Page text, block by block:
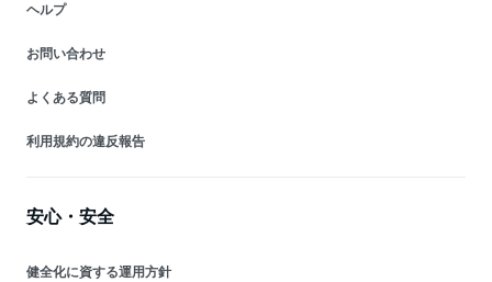
ヘルプ
お問い合わせ
よくある質問
利用規約の違反報告
安心・安全
健全化に資する運用方針